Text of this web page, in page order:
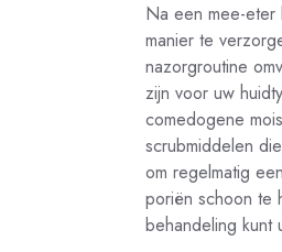
Na een mee-eter
manier te
nazorgroutine
zijn voor uw
comedogene
scrubmiddelen
om regelmatig
poriën schoon te
behandeling